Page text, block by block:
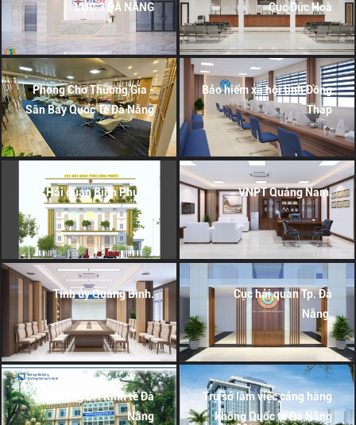
LỰC 3 ĐÀ NẴNG
Cục Đức Hoà
Phòng Chờ Thương Gia -
Sân Bay Quốc Tế Đà Nẵng
Bảo hiểm xã hội tỉnh Đồng
Tháp
Hải quan Bình Phước. VNPT Quảng Nam.
Tỉnh ủy Quảng Bình.
Cục hải quan Tp. Đà
Nẵng.
Trường ĐH Kinh tế Đà
Nẵng
Trụ sở làm việc cảng hàng
không Quốc tế Đà Nẵng